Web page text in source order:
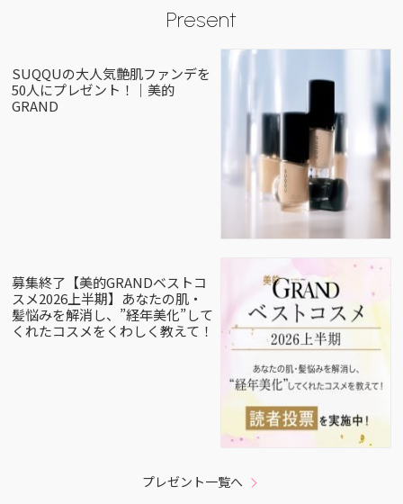
Present
SUQQUの大人気艶肌ファンデを
50人にプレゼント！｜美的
GRAND
募集終了【美的GRANDベストコ
スメ2026上半期】あなたの肌・
髪悩みを解消し、”経年美化”して
くれたコスメをくわしく教えて！
プレゼント一覧へ